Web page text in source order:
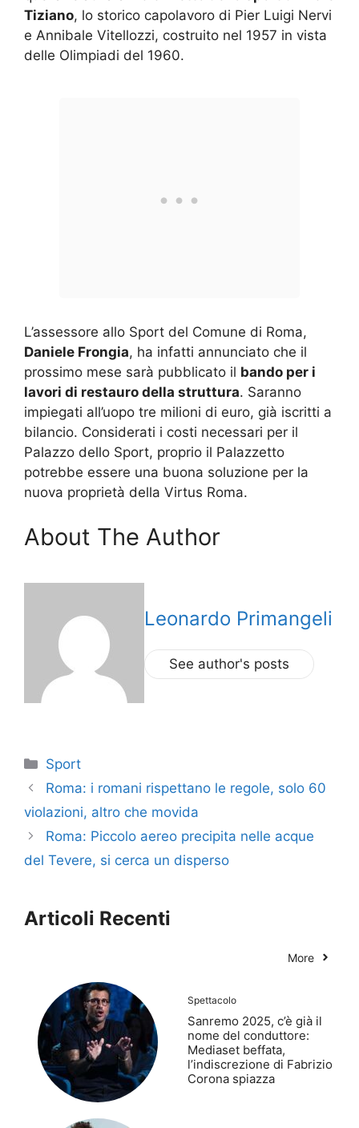
Tiziano, lo storico capolavoro di Pier Luigi Nervi
e Annibale Vitellozzi, costruito nel 1957 in vista
delle Olimpiadi del 1960.
L’assessore allo Sport del Comune di Roma,
Daniele Frongia, ha infatti annunciato che il
prossimo mese sarà pubblicato il bando per i
lavori di restauro della struttura. Saranno
impiegati all’uopo tre milioni di euro, già iscritti a
bilancio. Considerati i costi necessari per il
Palazzo dello Sport, proprio il Palazzetto
potrebbe essere una buona soluzione per la
nuova proprietà della Virtus Roma.
About The Author
Leonardo Primangeli
See author's posts
Categorie
Sport
Roma: i romani rispettano le regole, solo 60
violazioni, altro che movida
Roma: Piccolo aereo precipita nelle acque
del Tevere, si cerca un disperso
Articoli Recenti
More
Spettacolo
Sanremo 2025, c’è già il
nome del conduttore:
Mediaset beffata,
l’indiscrezione di Fabrizio
Corona spiazza